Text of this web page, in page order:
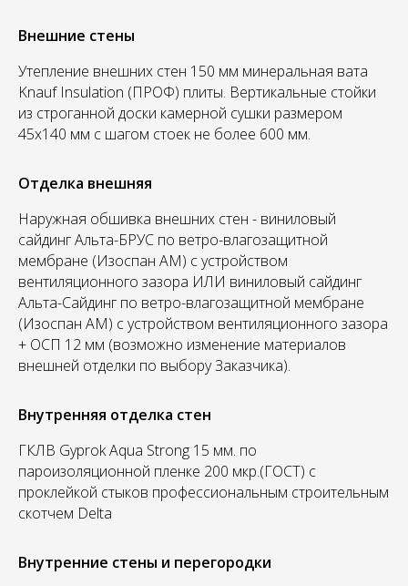
Внешние стены
Утепление внешних стен 150 мм минеральная вата
Knauf Insulation (ПРОФ) плиты. Вертикальные стойки
из строганной доски камерной сушки размером
45х140 мм с шагом стоек не более 600 мм.
Отделка внешняя
Наружная обшивка внешних стен - виниловый
сайдинг Альта-БРУС по ветро-влагозащитной
мембране (Изоспан АМ) с устройством
вентиляционного зазора ИЛИ виниловый сайдинг
Альта-Сайдинг по ветро-влагозащитной мембране
(Изоспан АМ) с устройством вентиляционного зазора
+ ОСП 12 мм (возможно изменение материалов
внешней отделки по выбору Заказчика).
Внутренняя отделка стен
ГКЛВ Gyprok Aqua Strong 15 мм. по
пароизоляционной пленке 200 мкр.(ГОСТ) с
проклейкой стыков профессиональным строительным
скотчем Delta
Внутренние стены и перегородки